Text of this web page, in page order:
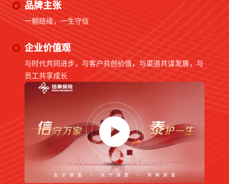
品牌主张
一朝结缘，一生守信
企业价值观
与时代共同进步，与客户共创价值，与渠道共谋发展，与
员工共享成长